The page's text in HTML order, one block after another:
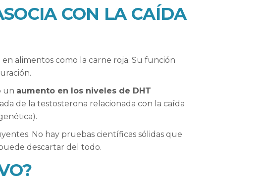
CON LA CAÍDA
alimentos como la carne roja. Su función
un aumento en los niveles de DHT
de la testosterona relacionada con la caída
No hay pruebas científicas sólidas que
descartar del todo.